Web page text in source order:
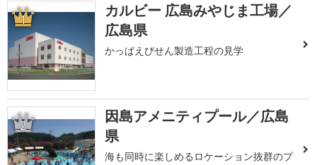
1
カルビー 広島みやじま工場／
広島県
かっぱえびせん製造工程の見学
2
因島アメニティプール／広島
県
海も同時に楽しめるロケーション抜群のプ